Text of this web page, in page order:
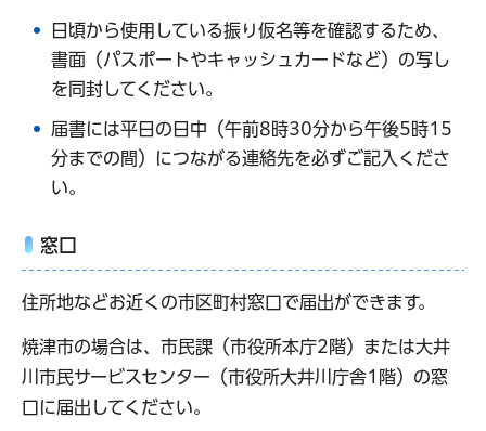
日頃から使用している振り仮名等を確認するため、
書面（パスポートやキャッシュカードなど）の写し
を同封してください。
届書には平日の日中（午前8時30分から午後5時15
分までの間）につながる連絡先を必ずご記入くださ
い。
窓口
住所地などお近くの市区町村窓口で届出ができます。
焼津市の場合は、市民課（市役所本庁2階）または大井
川市民サービスセンター（市役所大井川庁舎1階）の窓
口に届出してください。